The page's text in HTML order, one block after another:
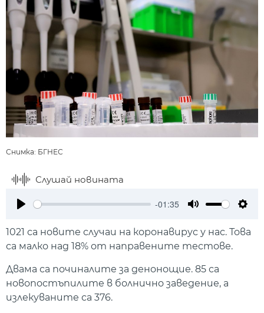
Снимка: БГНЕС
Слушай новината
-01:35
1021 са новите случаи на коронавирус у нас. Това
са малко над 18% от направените тестове.
Двама са починалите за денонощие. 85 са
новопостъпилите в болнично заведение, а
излекуваните са 376.